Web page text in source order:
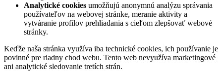
Analytické cookies umožňujú anonymnú analýzu správania
používateľov na webovej stránke, meranie aktivity a
vytváranie profilov prehliadania s cieľom zlepšovať webové
stránky.
Keďže naša stránka využíva iba technické cookies, ich používanie je
povinné pre riadny chod webu. Tento web nevyužíva marketingové
ani analytické sledovanie tretích strán.